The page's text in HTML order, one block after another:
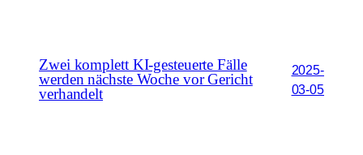
Zwei komplett KI-gesteuerte Fälle
werden nächste Woche vor Gericht
verhandelt
2025-
03-05